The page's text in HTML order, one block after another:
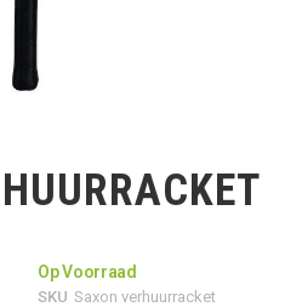
Op Voorraad
SKU Saxon verhuurracket